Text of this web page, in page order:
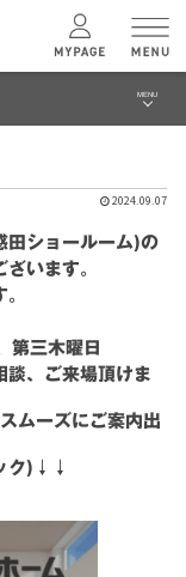
MENU
2024.09.07
田ショールーム)の
います。
第三木曜日
談、ご来場頂けま
ムーズにご案内出
ク)↓↓